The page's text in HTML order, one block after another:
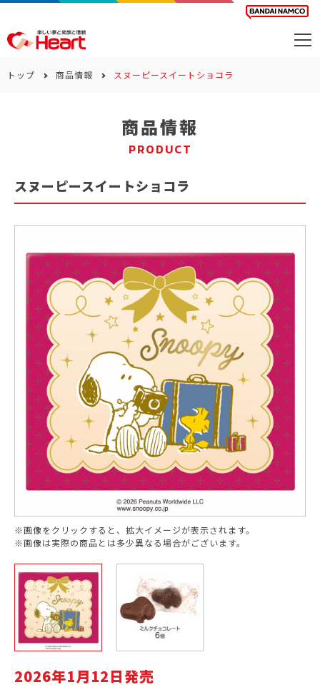
サステナビリティ
トップ 商品情報 スヌーピースイートショコラ
商品情報
PRODUCT
スヌーピースイートショコラ
※画像をクリックすると、拡大イメージが表示されます。
※画像は実際の商品とは多少異なる場合がございます。
2026年1月12日発売